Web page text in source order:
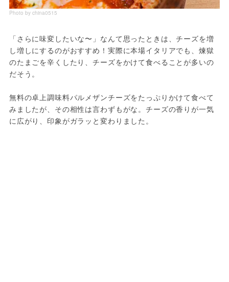
Photo by china0515
「さらに味変したいな〜」なんて思ったときは、チーズを増
し増しにするのがおすすめ！実際に本場イタリアでも、煉獄
のたまごを辛くしたり、チーズをかけて食べることが多いの
だそう。
無料の卓上調味料パルメザンチーズをたっぷりかけて食べて
みましたが、その相性は言わずもがな。チーズの香りが一気
に広がり、印象がガラッと変わりました。